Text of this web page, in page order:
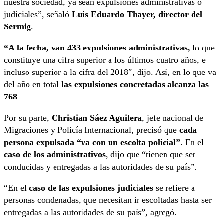
nuestra sociedad, ya sean expulsiones administrativas o
judiciales”, señaló Luis Eduardo Thayer, director del
Sermig.
“A la fecha, van 433 expulsiones administrativas, lo que
constituye una cifra superior a los últimos cuatro años, e
incluso superior a la cifra del 2018″, dijo. Así, en lo que va
del año en total las expulsiones concretadas alcanza las
768.
Por su parte, Christian Sáez Aguilera, jefe nacional de
Migraciones y Policía Internacional, precisó que cada
persona expulsada “va con un escolta policial”. En el
caso de los administrativos, dijo que “tienen que ser
conducidas y entregadas a las autoridades de su país”.
“En el caso de las expulsiones judiciales se refiere a
personas condenadas, que necesitan ir escoltadas hasta ser
entregadas a las autoridades de su país”, agregó.